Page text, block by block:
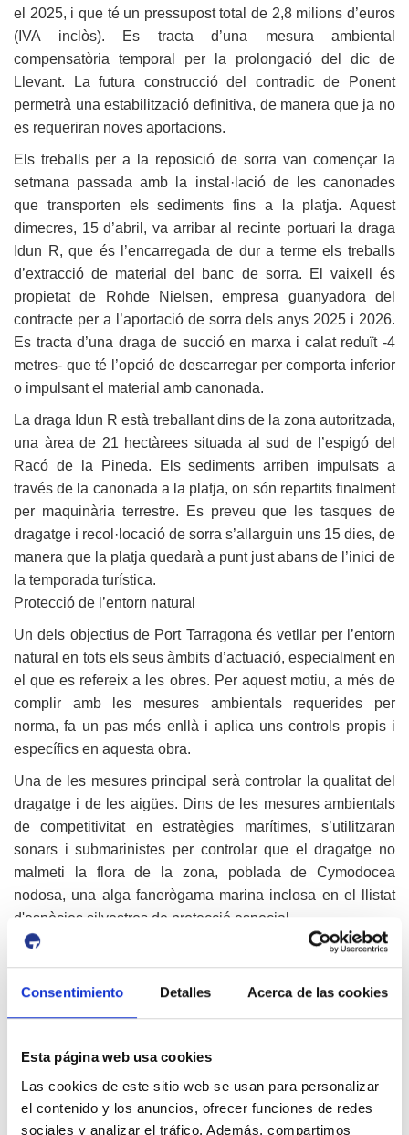
Consentimiento Detalles Acerca de las cookies
Esta página web usa cookies
Las cookies de este sitio web se usan para personalizar
el contenido y los anuncios, ofrecer funciones de redes
sociales y analizar el tráfico. Además, compartimos
el 2025, i que té un pressupost total de 2,8 milions d’euros
(IVA inclòs). Es tracta d’una mesura ambiental
compensatòria temporal per la prolongació del dic de
Llevant. La futura construcció del contradic de Ponent
permetrà una estabilització definitiva, de manera que ja no
es requeriran noves aportacions.
Els treballs per a la reposició de sorra van començar la
setmana passada amb la instal·lació de les canonades
que transporten els sediments fins a la platja. Aquest
dimecres, 15 d’abril, va arribar al recinte portuari la draga
Idun R, que és l’encarregada de dur a terme els treballs
d’extracció de material del banc de sorra. El vaixell és
propietat de Rohde Nielsen, empresa guanyadora del
contracte per a l’aportació de sorra dels anys 2025 i 2026.
Es tracta d’una draga de succió en marxa i calat reduït -4
metres- que té l’opció de descarregar per comporta inferior
o impulsant el material amb canonada.
La draga Idun R està treballant dins de la zona autoritzada,
una àrea de 21 hectàrees situada al sud de l’espigó del
Racó de la Pineda. Els sediments arriben impulsats a
través de la canonada a la platja, on són repartits finalment
per maquinària terrestre. Es preveu que les tasques de
dragatge i recol·locació de sorra s’allarguin uns 15 dies, de
manera que la platja quedarà a punt just abans de l’inici de
la temporada turística.
Protecció de l’entorn natural
Un dels objectius de Port Tarragona és vetllar per l’entorn
natural en tots els seus àmbits d’actuació, especialment en
el que es refereix a les obres. Per aquest motiu, a més de
complir amb les mesures ambientals requerides per
norma, fa un pas més enllà i aplica uns controls propis i
específics en aquesta obra.
Una de les mesures principal serà controlar la qualitat del
dragatge i de les aigües. Dins de les mesures ambientals
de competitivitat en estratègies marítimes, s’utilitzaran
sonars i submarinistes per controlar que el dragatge no
malmeti la flora de la zona, poblada de Cymodocea
nodosa, una alga fanerògama marina inclosa en el llistat
d'espècies silvestres de protecció especial.
A més, el Port de Tarragona realitzarà controls diaris i
formació específica al personal per albirament o detecció
de rastre de la tortuga babaua, una espècie en risc que se
Estabilitzar la platja definitiva, objectiu de futur
L’aportació de sorra a la platja de la Pineda és una mesura
ambiental compensatòria per la prolongació del dic de